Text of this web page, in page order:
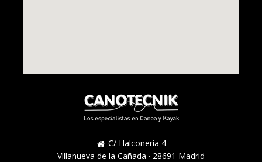
C/ Halconería 4
Villanueva de la Cañada · 28691 Madrid